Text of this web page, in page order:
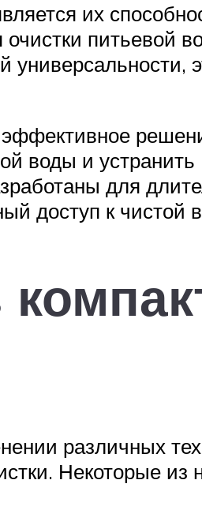
их
питьевой
универсальности,
воды и устранить
для
доступ к чистой
различных
Некоторые из